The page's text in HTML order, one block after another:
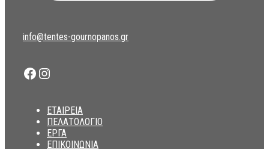
info@tentes-gournopanos.gr
Facebook
Instagram
ΕΤΑΙΡΕΙΑ
ΠΕΛΑΤΟΛΟΓΙΟ
ΕΡΓΑ
ΕΠΙΚΟΙΝΩΝΙΑ